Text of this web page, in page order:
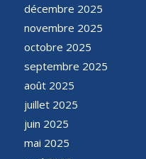
décembre 2025
novembre 2025
octobre 2025
septembre 2025
août 2025
juillet 2025
juin 2025
mai 2025